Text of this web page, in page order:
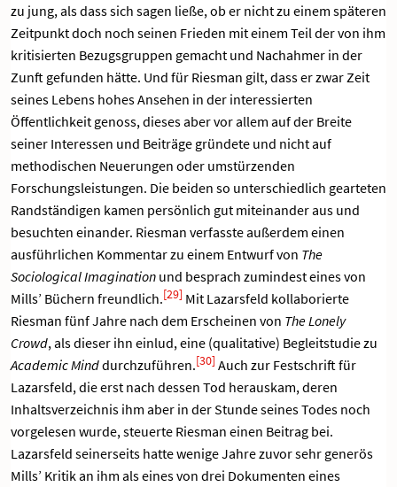
zu jung, als dass sich sagen ließe, ob er nicht zu einem späteren
Zeitpunkt doch noch seinen Frieden mit einem Teil der von ihm
kritisierten Bezugsgruppen gemacht und Nachahmer in der
Zunft gefunden hätte. Und für Riesman gilt, dass er zwar Zeit
seines Lebens hohes Ansehen in der interessierten
Öffentlichkeit genoss, dieses aber vor allem auf der Breite
seiner Interessen und Beiträge gründete und nicht auf
methodischen Neuerungen oder umstürzenden
Forschungsleistungen. Die beiden so unterschiedlich gearteten
Randständigen kamen persönlich gut miteinander aus und
besuchten einander. Riesman verfasste außerdem einen
ausführlichen Kommentar zu einem Entwurf von The
Sociological Imagination und besprach zumindest eines von
Mills’ Büchern freundlich.[29] Mit Lazarsfeld kollaborierte
Riesman fünf Jahre nach dem Erscheinen von The Lonely
Crowd, als dieser ihn einlud, eine (qualitative) Begleitstudie zu
Academic Minddurchzuführen.[30] Auch zur Festschrift für
Lazarsfeld, die erst nach dessen Tod herauskam, deren
Inhaltsverzeichnis ihm aber in der Stunde seines Todes noch
vorgelesen wurde, steuerte Riesman einen Beitrag bei.
Lazarsfeld seinerseits hatte wenige Jahre zuvor sehr generös
Mills’ Kritik an ihm als eines von drei Dokumenten eines